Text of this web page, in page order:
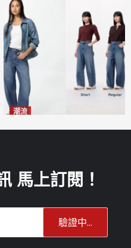
潮流
馬上訂閱！